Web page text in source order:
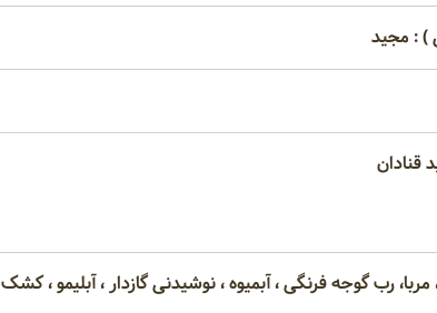
) : مجید
قنادان
گوجه فرنگی ، آبمیوه ، نوشیدنی گازدار ، آبلیمو ، کشک